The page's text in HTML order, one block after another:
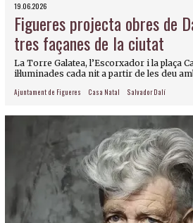
19.06.2026
Figueres projecta obres de
tres façanes de la ciutat
La Torre Galatea, l’Escorxador i la plaça
il·luminades cada nit a partir de les deu
Ajuntament de Figueres Casa Natal Salvador Dalí